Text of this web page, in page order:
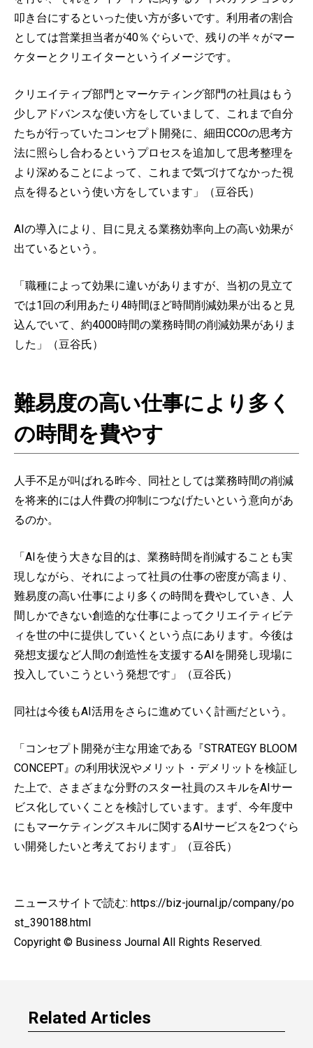
叩き台にするといった使い方が多いです。利用者の割合
としては営業担当者が40％ぐらいで、残りの半々がマー
ケターとクリエイターというイメージです。
クリエイティブ部門とマーケティング部門の社員はもう
少しアドバンスな使い方をしていまして、これまで自分
たちが行っていたコンセプト開発に、細田CCOの思考方
法に照らし合わるというプロセスを追加して思考整理を
より深めることによって、これまで気づけてなかった視
点を得るという使い方をしています」（豆谷氏）
AIの導入により、目に見える業務効率向上の高い効果が
出ているという。
「職種によって効果に違いがありますが、当初の見立て
では1回の利用あたり4時間ほど時間削減効果が出ると見
込んでいて、約4000時間の業務時間の削減効果がありま
した」（豆谷氏）
難易度の高い仕事により多く
の時間を費やす
人手不足が叫ばれる昨今、同社としては業務時間の削減
を将来的には人件費の抑制につなげたいという意向があ
るのか。
「AIを使う大きな目的は、業務時間を削減することも実
現しながら、それによって社員の仕事の密度が高まり、
難易度の高い仕事により多くの時間を費やしていき、人
間しかできない創造的な仕事によってクリエイティビテ
ィを世の中に提供していくという点にあります。今後は
発想支援など人間の創造性を支援するAIを開発し現場に
投入していこうという発想です」（豆谷氏）
同社は今後もAI活用をさらに進めていく計画だという。
「コンセプト開発が主な用途である『STRATEGY BLOOM
CONCEPT』の利用状況やメリット・デメリットを検証し
た上で、さまざまな分野のスター社員のスキルをAIサー
ビス化していくことを検討しています。まず、今年度中
にもマーケティングスキルに関するAIサービスを2つぐら
い開発したいと考えております」（豆谷氏）
ニュースサイトで読む: https://biz-journal.jp/company/po
st_390188.html
Copyright © Business Journal All Rights Reserved.
Related Articles